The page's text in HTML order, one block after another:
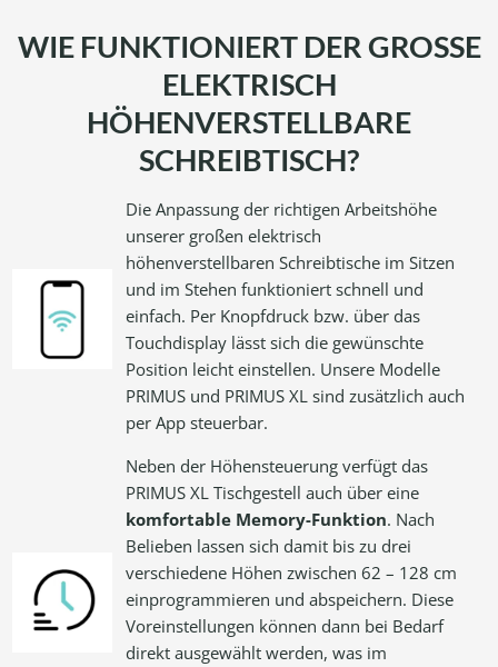
WIE FUNKTIONIERT DER GROSSE
ELEKTRISCH
HÖHENVERSTELLBARE
SCHREIBTISCH?
Die Anpassung der richtigen Arbeitshöhe
unserer großen elektrisch
höhenverstellbaren Schreibtische im Sitzen
und im Stehen funktioniert schnell und
einfach. Per Knopfdruck bzw. über das
Touchdisplay lässt sich die gewünschte
Position leicht einstellen. Unsere Modelle
PRIMUS und PRIMUS XL sind zusätzlich auch
per App steuerbar.
Neben der Höhensteuerung verfügt das
PRIMUS XL Tischgestell auch über eine
komfortable Memory-Funktion. Nach
Belieben lassen sich damit bis zu drei
verschiedene Höhen zwischen 62 – 128 cm
einprogrammieren und abspeichern. Diese
Voreinstellungen können dann bei Bedarf
direkt ausgewählt werden, was im